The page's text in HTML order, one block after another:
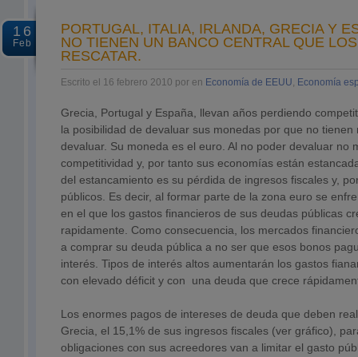
16
Feb
PORTUGAL, ITALIA, IRLANDA, GRECIA Y
NO TIENEN UN BANCO CENTRAL QUE
RESCATAR.
Escrito el 16 febrero 2010 por en Economía de EEUU, Economía
Grecia, Portugal y España, llevan años perdiendo
la posibilidad de devaluar sus monedas por que no tienen
devaluar. Su moneda es el euro. Al no poder devaluar no
competitividad y, por tanto sus economías están
del estancamiento es su pérdida de ingresos fiscales y,
públicos. Es decir, al formar parte de la zona euro se
en el que los gastos financieros de sus deudas públicas
rapidamente. Como consecuencia, los mercados
a comprar su deuda pública a no ser que esos bonos
interés. Tipos de interés altos aumentarán los gastos
con elevado déficit y con una deuda que crece
Los enormes pagos de intereses de deuda que deben
Grecia, el 15,1% de sus ingresos fiscales (ver gráfico),
obligaciones con sus acreedores van a limitar el gasto